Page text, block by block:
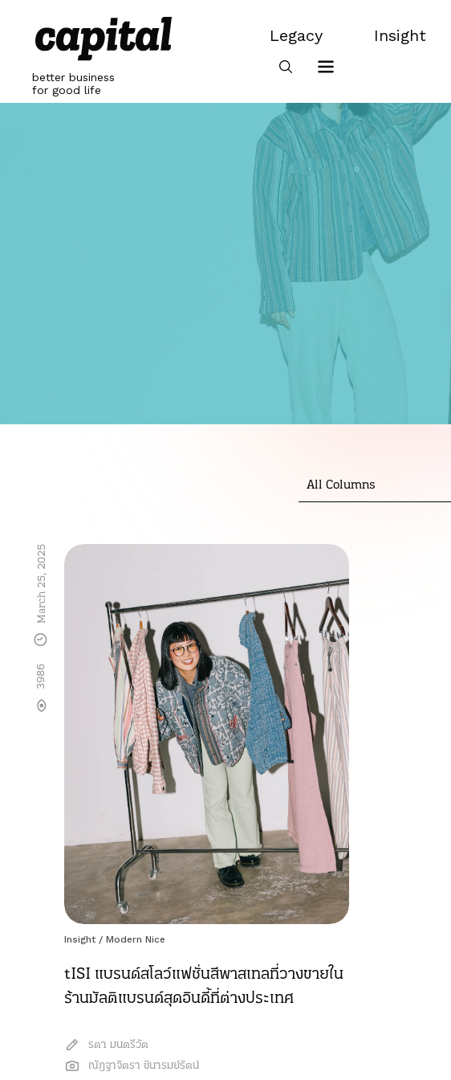
content
better business
for good life
Legacy
Legacy
Insight
All Columns
Insight / Modern Nice
tISI แบรนด์สโลว์แฟชั่นสีพาสเทลที่วางขายใน
ร้านมัลติแบรนด์สุดอินดี้ที่ต่างประเทศ
รตา มนตรีวัต
ณัฎฐาจิตรา ชินารมย์รัตน์
3986
March 25, 2025